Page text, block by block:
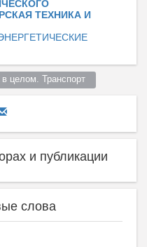
ТЕХНИКА И
целом. Транспорт
и публикации
слова